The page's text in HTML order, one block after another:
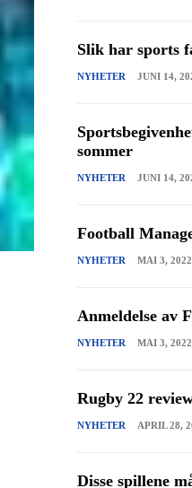
Slik har sports
NYHETER JUNI 14,
sommer
NYHETER JUNI 14,
Football
NYHETER MAI 3, 2022
Anmeldelse av
NYHETER MAI 3, 2022
Rugby 22
NYHETER APRIL 28,
Disse spillene